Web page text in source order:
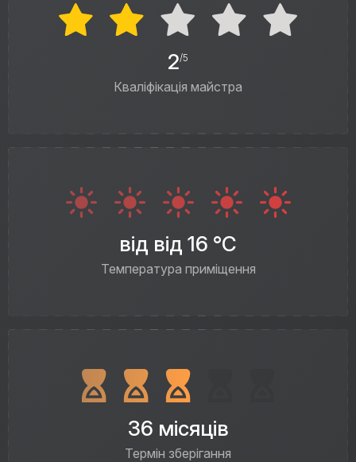
2/5
Кваліфікація майстра
від від 16 °C
Температура приміщення
36 місяців
Термін зберігання